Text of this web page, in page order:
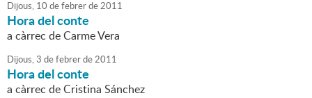
Dijous, 10 defebrerde2011
Hora del conte
a càrrec de Carme Vera
Dijous,3 defebrerde2011
Hora del conte
a càrrec de Cristina Sánchez